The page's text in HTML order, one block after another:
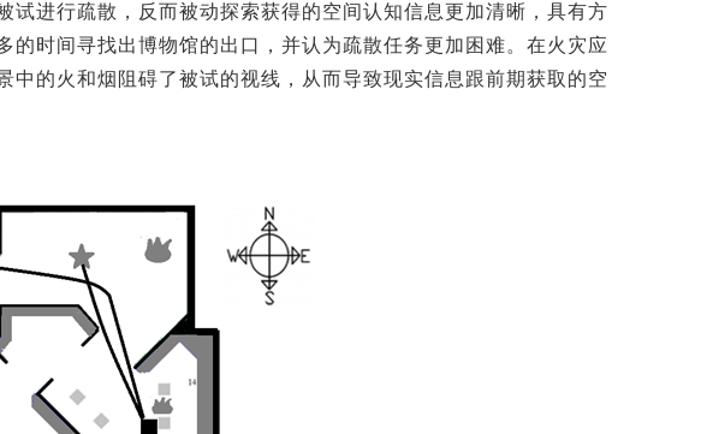
进行疏散，反而被动探索获得的空间认知信息更加清晰，具有方
时间寻找出博物馆的出口，并认为疏散任务更加困难。在火灾应
的火和烟阻碍了被试的视线，从而导致现实信息跟前期获取的空